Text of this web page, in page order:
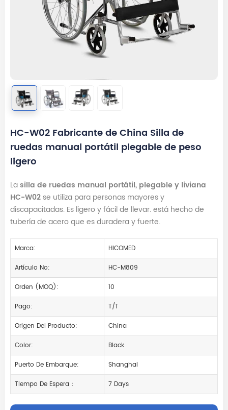
HC-W02 Fabricante de China Silla de
ruedas manual portátil plegable de peso
ligero
Lasilla de ruedas manual portátil, plegable y liviana
HC-W02se utiliza para personas mayores y
discapacitadas. Es ligero y fácil de llevar. está hecho de
tubería de acero que es duradera y fuerte.
Marca:
HICOMED
Artículo No:
HC-M809
Orden (MOQ):
10
Pago:
T/T
Origen Del Producto:
China
Color:
Black
Puerto De Embarque:
Shanghai
Tiempo De Espera：
7 Days